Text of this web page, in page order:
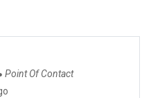
Point Of Contact